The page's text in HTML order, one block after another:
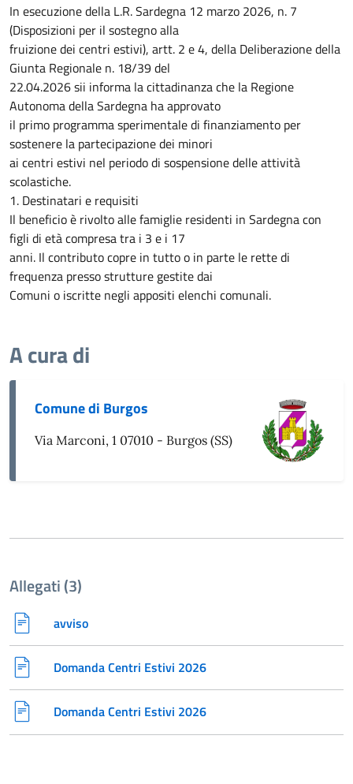
In esecuzione della L.R. Sardegna 12 marzo 2026, n. 7
(Disposizioni per il sostegno alla
fruizione dei centri estivi), artt. 2 e 4, della Deliberazione della
Giunta Regionale n. 18/39 del
22.04.2026 sii informa la cittadinanza che la Regione
Autonoma della Sardegna ha approvato
il primo programma sperimentale di finanziamento per
sostenere la partecipazione dei minori
ai centri estivi nel periodo di sospensione delle attività
scolastiche.
1. Destinatari e requisiti
Il beneficio è rivolto alle famiglie residenti in Sardegna con
figli di età compresa tra i 3 e i 17
anni. Il contributo copre in tutto o in parte le rette di
frequenza presso strutture gestite dai
Comuni o iscritte negli appositi elenchi comunali.
A cura di
Comune di Burgos
Via Marconi, 1 07010 - Burgos (SS)
Allegati (3)
avviso
Domanda Centri Estivi 2026
Domanda Centri Estivi 2026